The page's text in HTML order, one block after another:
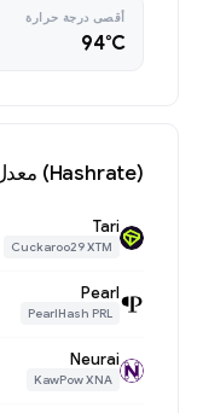
أقصى درجة حرارة
94°C
(Hashrate) معدل التجزئة
Tari
Cuckaroo29 XTM
Pearl
PearlHash PRL
Neurai
KawPow XNA